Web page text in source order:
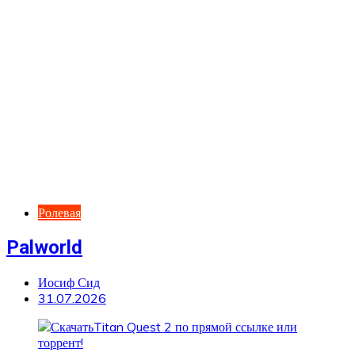
Ролевая
Palworld
Иосиф Сид
31.07.2026